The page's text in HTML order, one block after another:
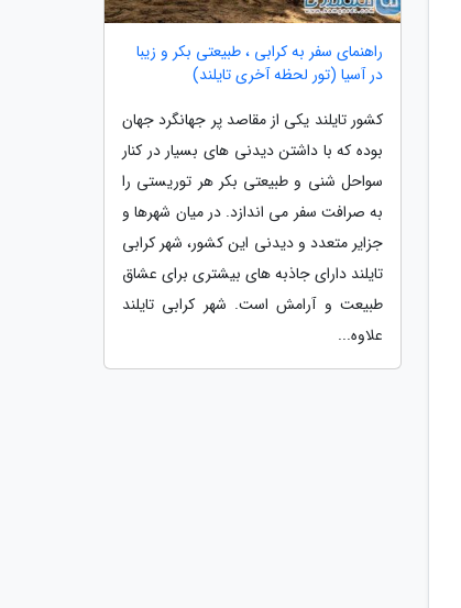
راهنمای سفر به کرابی ، طبیعتی بکر و زیبا
در آسیا (تور لحظه آخری تایلند)
کشور تایلند یکی از مقاصد پر جهانگرد جهان
بوده که با داشتن دیدنی های بسیار در کنار
سواحل شنی و طبیعتی بکر هر توریستی را
به صرافت سفر می اندازد. در میان شهرها و
جزایر متعدد و دیدنی این کشور، شهر کرابی
تایلند دارای جاذبه های بیشتری برای عشاق
طبیعت و آرامش است. شهر کرابی تایلند
علاوه...